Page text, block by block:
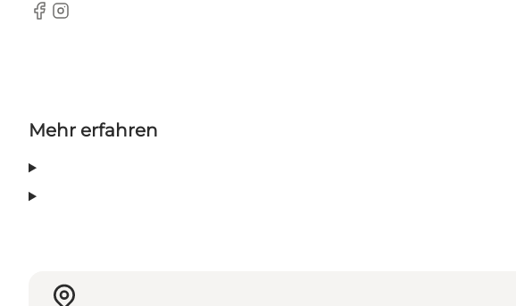
Facebook
Instagram
Mehr erfahren